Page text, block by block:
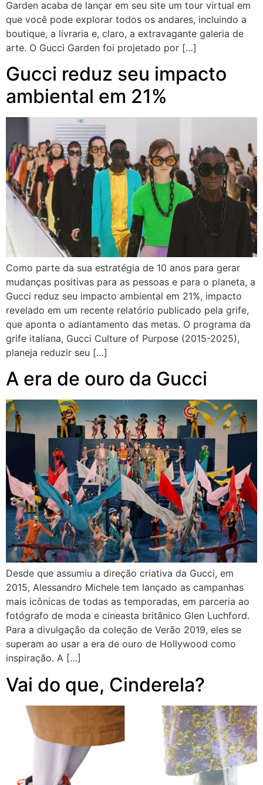
Garden acaba de lançar em seu site um tour virtual em
que você pode explorar todos os andares, incluindo a
boutique, a livraria e, claro, a extravagante galeria de
arte. O Gucci Garden foi projetado por […]
Gucci reduz seu impacto
ambiental em 21%
Como parte da sua estratégia de 10 anos para gerar
mudanças positivas para as pessoas e para o planeta, a
Gucci reduz seu impacto ambiental em 21%, impacto
revelado em um recente relatório publicado pela grife,
que aponta o adiantamento das metas. O programa da
grife italiana, Gucci Culture of Purpose (2015-2025),
planeja reduzir seu […]
A era de ouro da Gucci
Desde que assumiu a direção criativa da Gucci, em
2015, Alessandro Michele tem lançado as campanhas
mais icônicas de todas as temporadas, em parceria ao
fotógrafo de moda e cineasta britânico Glen Luchford.
Para a divulgação da coleção de Verão 2019, eles se
superam ao usar a era de ouro de Hollywood como
inspiração. A […]
Vai do que, Cinderela?